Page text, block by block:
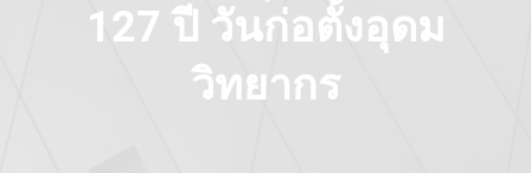
127 ปี วันก่อตั้งอุดม
วิทยากร